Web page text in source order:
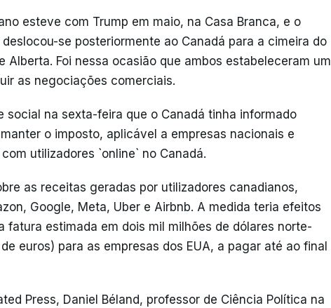
esteve com Trump em maio, na Casa Branca, e o
se posteriormente ao Canadá para a cimeira do
Alberta. Foi nessa ocasião que ambos estabeleceram um
as negociações comerciais.
social na sexta-feira que o Canadá tinha informado
o imposto, aplicável a empresas nacionais e
utilizadores `online` no Canadá.
as receitas geradas por utilizadores canadianos,
Google, Meta, Uber e Airbnb. A medida teria efeitos
fatura estimada em dois mil milhões de dólares norte-
euros) para as empresas dos EUA, a pagar até ao final
Press, Daniel Béland, professor de Ciência Política na